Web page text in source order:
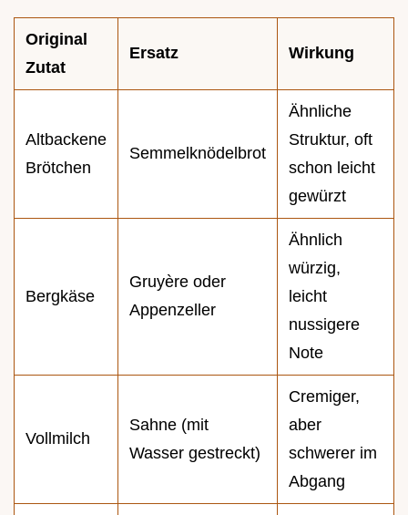
Original
Zutat
Ersatz Wirkung
Altbackene
Brötchen
Semmelknödelbrot
Ähnliche
Struktur, oft
schon leicht
gewürzt
Bergkäse
Gruyère oder
Appenzeller
Ähnlich
würzig,
leicht
nussigere
Note
Vollmilch
Sahne (mit
Wasser gestreckt)
Cremiger,
aber
schwerer im
Abgang